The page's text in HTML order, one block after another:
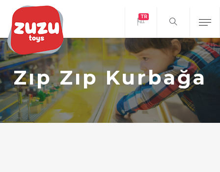
TR
Zıp Zıp Kurbağa